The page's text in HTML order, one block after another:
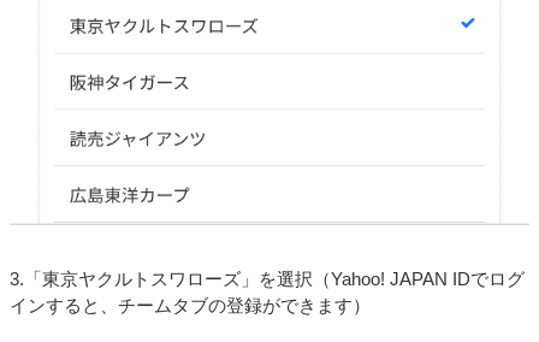
3.「東京ヤクルトスワローズ」を選択（Yahoo! JAPAN IDでログ
インすると、チームタブの登録ができます）